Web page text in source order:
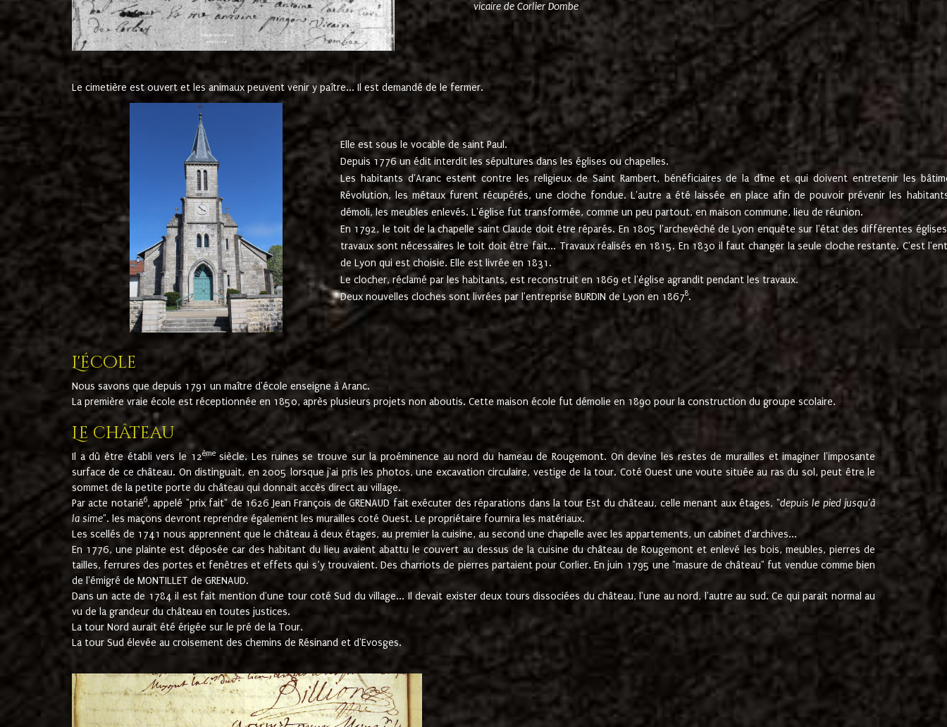
vicaire de Corlier Dombe
Le cimetière est ouvert et les animaux peuvent venir y paître... Il est demandé de le fermer.
Elle est sous le vocable de saint Paul.
Depuis 1776 un édit interdit les sépultures dans les églises ou chapelles.
Les habitants d'Aranc estent contre les religieux de Saint Rambert, bénéficiaires de la dîme et qui doivent entretenir les
Révolution, les métaux furent récupérés, une cloche fondue. L'autre a été laissée en place afin de pouvoir prévenir les
démoli, les meubles enlevés. L'église fut transformée, comme un peu partout, en maison commune, lieu de réunion.
En 1792, le toit de la chapelle saint Claude doit être réparés. En 1805 l'archevêché de Lyon enquête sur l'état des différentes
travaux sont nécessaires le toit doit être fait... Travaux réalisés en 1815. En 1830 il faut changer la seule cloche restante. C'est
de Lyon qui est choisie. Elle est livrée en 1831.
Le clocher, réclamé par les habitants, est reconstruit en 1869 et l'église agrandit pendant les travaux.
Deux nouvelles cloches sont livrées par l'entreprise BURDIN de Lyon en 18678.
L'école
Nous savons que depuis 1791 un maître d'école enseigne à Aranc.
La première vraie école est réceptionnée en 1850, après plusieurs projets non aboutis. Cette maison école fut démolie en 1890 pour la construction du groupe scolaire.
Le château
Il a dû être établi vers le 12èmesiècle. Les ruines se trouve sur la proéminence au nord du hameau de Rougemont. On devine les restes de murailles et imaginer l'imposante
surface de ce château. On distinguait, en 2005 lorsque j'ai pris les photos, une excavation circulaire, vestige de la tour. Coté Ouest une voute située au ras du sol, peut être le
sommet de la petite porte du château qui donnait accès direct au village.
Par acte notarié6, appelé "prix fait" de 1626 Jean François de GRENAUD fait exécuter des réparations dans la tour Est du château, celle menant aux étages, "depuis le pied jusqu'à
la sime". les maçons devront reprendre également les murailles coté Ouest. Le propriétaire fournira les matériaux.
Les scellés de 1741 nous apprennent que le château à deux étages, au premier la cuisine, au second une chapelle avec les appartements, un cabinet d'archives...
En 1776, une plainte est déposée car des habitant du lieu avaient abattu le couvert au dessus de la cuisine du château de Rougemont et enlevé les bois, meubles, pierres de
tailles, ferrures des portes et fenêtres et effets qui s’y trouvaient. Des charriots de pierres partaient pour Corlier. En juin 1795 une "masure de château" fut vendue comme bien
de l'émigré de MONTILLET de GRENAUD.
Dans un acte de 1784 il est fait mention d'une tour coté Sud du village... Il devait exister deux tours dissociées du château, l'une au nord, l'autre au sud. Ce qui parait normal au
vu de la grandeur du château en toutes justices.
La tour Nord aurait été érigée sur le pré de la Tour.
La tour Sud élevée au croisement des chemins de Résinand et d'Evosges.